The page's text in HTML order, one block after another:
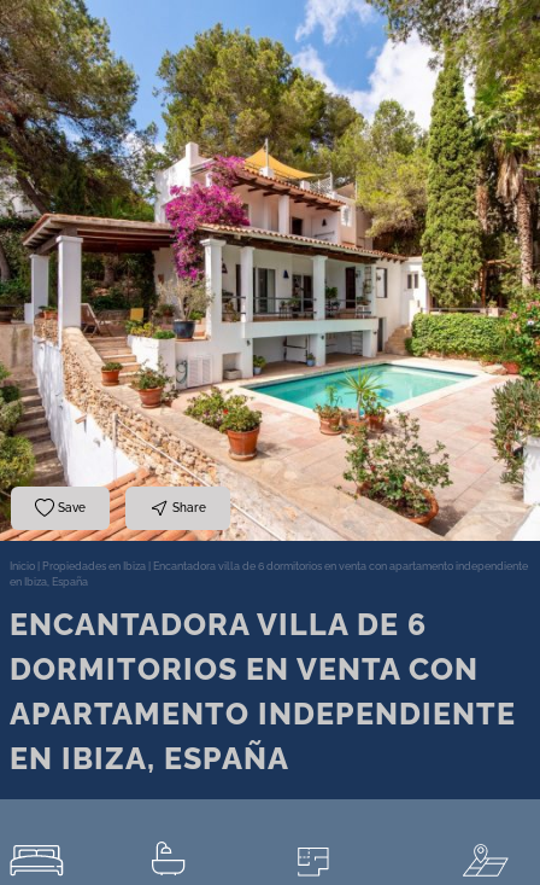
Save Share
Inicio Propiedades en Ibiza
Encantadora villa de 6 dormitorios en venta con apartamento independiente
en Ibiza, España
ENCANTADORA VILLA DE 6
DORMITORIOS EN VENTA CON
APARTAMENTO INDEPENDIENTE
EN IBIZA, ESPAÑA